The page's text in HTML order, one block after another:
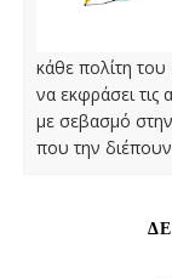
κάθε πολίτη
να εκφράσει
με σεβασμό
που την